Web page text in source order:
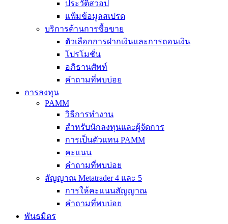
ประวัติสวอป
แฟ้มข้อมูลสเปรด
บริการด้านการซื้อขาย
ตัวเลือกการฝากเงินและการถอนเงิน
โปรโมชั่น
อภิธานศัพท์
คำถามที่พบบ่อย
การลงทุน
PAMM
วิธีการทำงาน
สำหรับนักลงทุนและผู้จัดการ
การเป็นตัวแทน PAMM
คะแนน
คำถามที่พบบ่อย
สัญญาณ Metatrader 4 และ 5
การให้คะแนนสัญญาณ
คำถามที่พบบ่อย
พันธมิตร